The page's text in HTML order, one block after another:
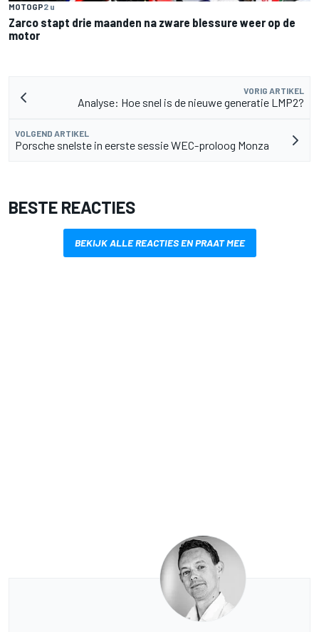
MOTOGP2 u
Zarco stapt drie maanden na zware blessure weer op de
motor
VORIG ARTIKEL
Analyse: Hoe snel is de nieuwe generatie LMP2?
VOLGEND ARTIKEL
Porsche snelste in eerste sessie WEC-proloog Monza
BESTE REACTIES
BEKIJK ALLE REACTIES EN PRAAT MEE